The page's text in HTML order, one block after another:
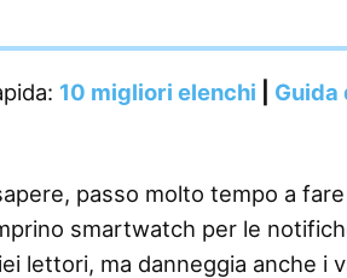
Rosa
10 migliori elenchi Guida
passo molto tempo a
smartwatch per le
lettori, ma danneggia anche i